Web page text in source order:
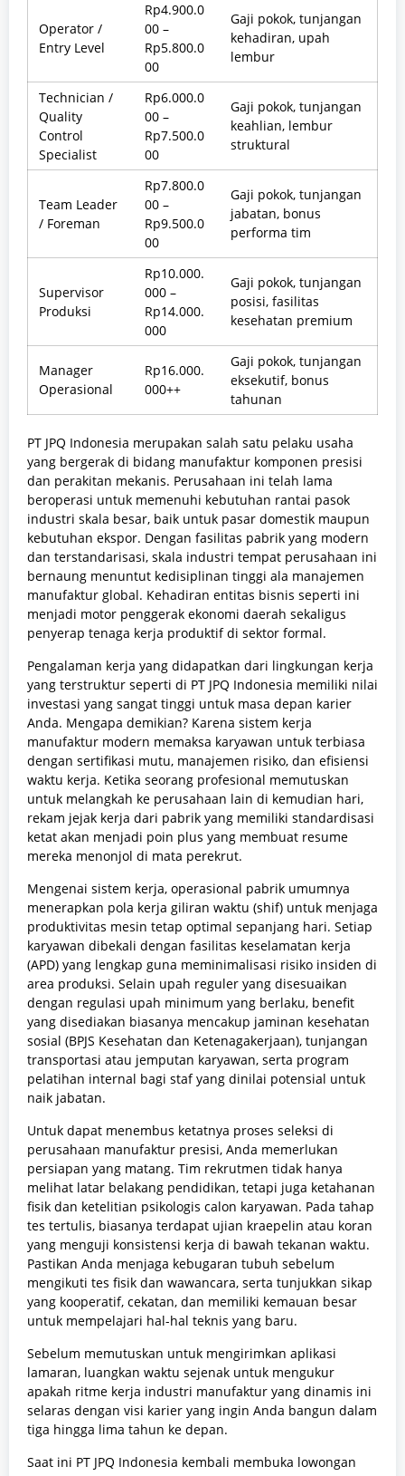
Operator /
Entry Level
Rp4.900.0
00 –
Rp5.800.0
00
Gaji pokok, tunjangan
kehadiran, upah
lembur
Technician /
Quality
Control
Specialist
Rp6.000.0
00 –
Rp7.500.0
00
Gaji pokok, tunjangan
keahlian, lembur
struktural
Team Leader
/ Foreman
Rp7.800.0
00 –
Rp9.500.0
00
Gaji pokok, tunjangan
jabatan, bonus
performa tim
Supervisor
Produksi
Rp10.000.
000 –
Rp14.000.
000
Gaji pokok, tunjangan
posisi, fasilitas
kesehatan premium
Manager
Operasional
Rp16.000.
000++
Gaji pokok, tunjangan
eksekutif, bonus
tahunan
PT JPQ Indonesia merupakan salah satu pelaku usaha
yang bergerak di bidang manufaktur komponen presisi
dan perakitan mekanis. Perusahaan ini telah lama
beroperasi untuk memenuhi kebutuhan rantai pasok
industri skala besar, baik untuk pasar domestik maupun
kebutuhan ekspor. Dengan fasilitas pabrik yang modern
dan terstandarisasi, skala industri tempat perusahaan ini
bernaung menuntut kedisiplinan tinggi ala manajemen
manufaktur global. Kehadiran entitas bisnis seperti ini
menjadi motor penggerak ekonomi daerah sekaligus
penyerap tenaga kerja produktif di sektor formal.
Pengalaman kerja yang didapatkan dari lingkungan kerja
yang terstruktur seperti di PT JPQ Indonesia memiliki nilai
investasi yang sangat tinggi untuk masa depan karier
Anda. Mengapa demikian? Karena sistem kerja
manufaktur modern memaksa karyawan untuk terbiasa
dengan sertifikasi mutu, manajemen risiko, dan efisiensi
waktu kerja. Ketika seorang profesional memutuskan
untuk melangkah ke perusahaan lain di kemudian hari,
rekam jejak kerja dari pabrik yang memiliki standardisasi
ketat akan menjadi poin plus yang membuat resume
mereka menonjol di mata perekrut.
Mengenai sistem kerja, operasional pabrik umumnya
menerapkan pola kerja giliran waktu (shif) untuk menjaga
produktivitas mesin tetap optimal sepanjang hari. Setiap
karyawan dibekali dengan fasilitas keselamatan kerja
(APD) yang lengkap guna meminimalisasi risiko insiden di
area produksi. Selain upah reguler yang disesuaikan
dengan regulasi upah minimum yang berlaku, benefit
yang disediakan biasanya mencakup jaminan kesehatan
sosial (BPJS Kesehatan dan Ketenagakerjaan), tunjangan
transportasi atau jemputan karyawan, serta program
pelatihan internal bagi staf yang dinilai potensial untuk
naik jabatan.
Untuk dapat menembus ketatnya proses seleksi di
perusahaan manufaktur presisi, Anda memerlukan
persiapan yang matang. Tim rekrutmen tidak hanya
melihat latar belakang pendidikan, tetapi juga ketahanan
fisik dan ketelitian psikologis calon karyawan. Pada tahap
tes tertulis, biasanya terdapat ujian kraepelin atau koran
yang menguji konsistensi kerja di bawah tekanan waktu.
Pastikan Anda menjaga kebugaran tubuh sebelum
mengikuti tes fisik dan wawancara, serta tunjukkan sikap
yang kooperatif, cekatan, dan memiliki kemauan besar
untuk mempelajari hal-hal teknis yang baru.
Sebelum memutuskan untuk mengirimkan aplikasi
lamaran, luangkan waktu sejenak untuk mengukur
apakah ritme kerja industri manufaktur yang dinamis ini
selaras dengan visi karier yang ingin Anda bangun dalam
tiga hingga lima tahun ke depan.
Saat ini PT JPQ Indonesia kembali membuka lowongan